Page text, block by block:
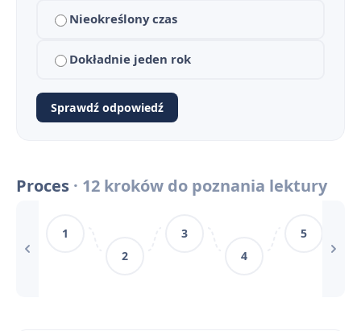
Nieokreślony czas
Dokładnie jeden rok
Sprawdź odpowiedź
Proces · 12 kroków do poznania lektury
1
2
3
4
5
Proces - Bohaterowie
Problematyka i interpretacje Procesu
7 Czas i miejsce akcji Procesu Kafki